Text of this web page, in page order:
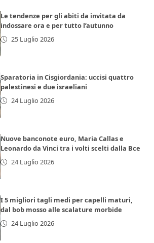
Le tendenze per gli abiti da invitata da
indossare ora e per tutto l’autunno
25 Luglio 2026
Sparatoria in Cisgiordania: uccisi quattro
palestinesi e due israeliani
24 Luglio 2026
Nuove banconote euro, Maria Callas e
Leonardo da Vinci tra i volti scelti dalla Bce
24 Luglio 2026
I 5 migliori tagli medi per capelli maturi,
dal bob mosso alle scalature morbide
24 Luglio 2026